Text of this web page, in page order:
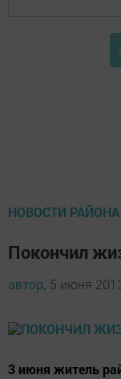
НОВОСТИ РАЙОНА
Покончил
автор, 5 июня
3 июня житель